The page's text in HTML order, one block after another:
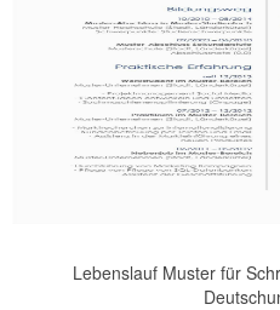
Lebenslauf Muster für